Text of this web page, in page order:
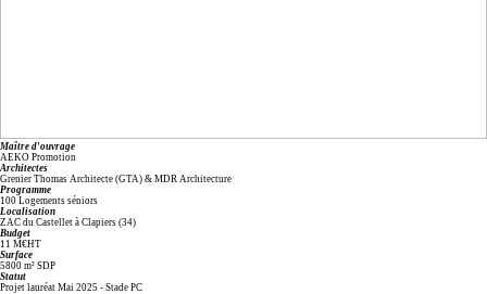
Maître d'ouvrage
AEKO Promotion
Architectes
Grenier Thomas Architecte (GTA) & MDR Architecture
Programme
100 Logements séniors
Localisation
ZAC du Castellet à Clapiers (34)
Budget
11 M€HT
Surface
5800 m² SDP
Statut
Projet lauréat Mai 2025 - Stade PC